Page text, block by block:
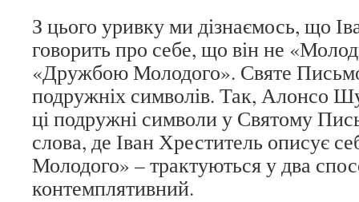
З цього уривку ми дізнаємось, що
говорить про себе, що він не
«Дружбою Молодого». Святе
подружніх символів. Так, Алонсо
ці подружні символи у Святому
слова, де Іван Хреститель описує
Молодого» – трактуються у два
контемплятивний.